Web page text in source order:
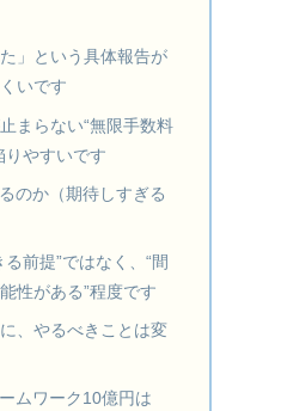
た」という具体報告が
いです
まらない“無限手数料
りやすいです
のか（期待しすぎる
る前提”ではなく、“間
性がある”程度です
、やるべきことは変
ムワーク10億円は